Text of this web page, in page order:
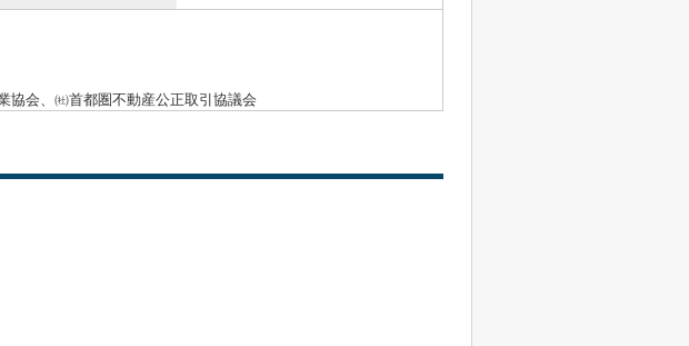
協会、㈳首都圏不動産公正取引協議会